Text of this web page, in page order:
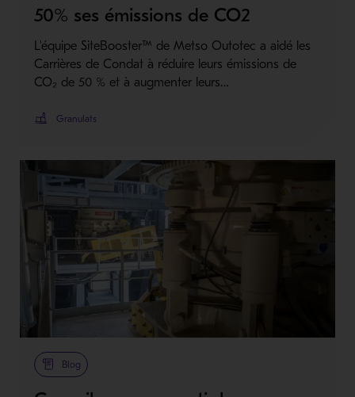
50% ses émissions de CO2
L'équipe SiteBooster™ de Metso Outotec a aidé les
Carrières de Condat à réduire leurs émissions de
CO₂ de 50 % et à augmenter leurs…
Granulats
Blog